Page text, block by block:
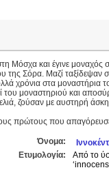
Μόσχα και έγινε
της Σόρα. Μαζί ταξίδεψαν
χρόνια στα μοναστήρια
του μοναστηριού και
ζούσαν με αυστηρή
πρώτους που απαγόρευσε
Όνομα:
Ετυμολογία:
Από το